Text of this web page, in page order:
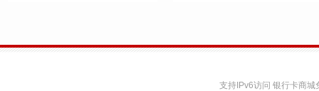
支持IPv6访问 银行卡商